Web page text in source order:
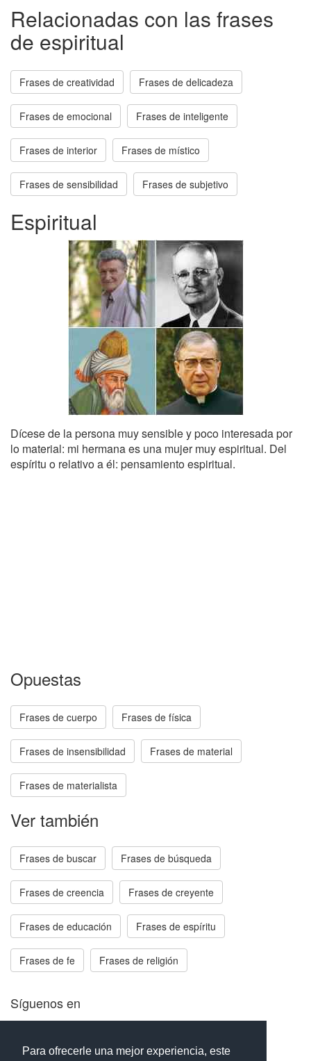
Para ofrecerle una mejor experiencia, este
Relacionadas con las frases
de espiritual
Frases de creatividad Frases de delicadeza
Frases de emocional Frases de inteligente
Frases de interior Frases de místico
Frases de sensibilidad Frases de subjetivo
Espiritual
Dícese de la persona muy sensible y poco interesada por
lo material: mi hermana es una mujer muy espiritual. Del
espíritu o relativo a él: pensamiento espiritual.
Opuestas
Frases de cuerpo Frases de física
Frases de insensibilidad Frases de material
Frases de materialista
Ver también
Frases de buscar Frases de búsqueda
Frases de creencia Frases de creyente
Frases de educación Frases de espíritu
Frases de fe Frases de religión
Síguenos en